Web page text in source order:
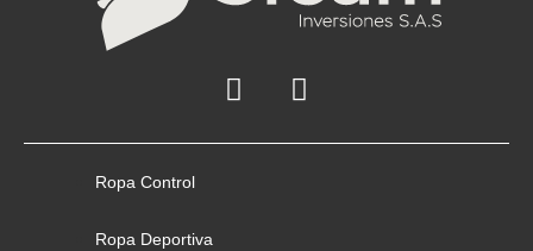
Ropa Control
Ropa Deportiva